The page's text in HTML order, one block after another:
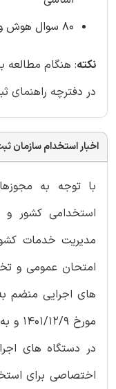
80 سوال هوش و توانمندی های عمومی
نکته: هنگام مطالعه
در دفترچه راهنمای
اخبار استخدام سازمان
با توجه به
مدیریت خدمات
امتحان عمومی و
در دستگاه های
اختصاصی برای